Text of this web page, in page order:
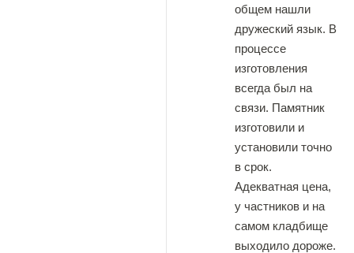
общем нашли
дружеский язык. В
процессе
изготовления
всегда был на
связи. Памятник
изготовили и
установили точно
в срок.
Адекватная цена,
у частников и на
самом кладбище
выходило дороже.